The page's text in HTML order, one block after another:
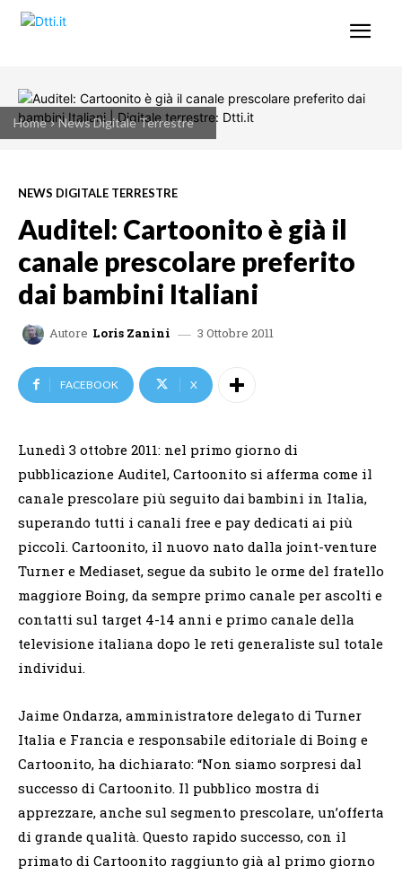
Home News Digitale Terrestre
NEWS DIGITALE TERRESTRE
Auditel: Cartoonito è già il
canale prescolare preferito
dai bambini Italiani
Autore Loris Zanini 3 Ottobre 2011
FACEBOOK X
Lunedì 3 ottobre 2011: nel primo giorno di
pubblicazione Auditel, Cartoonito si afferma come il
canale prescolare più seguito dai bambini in Italia,
superando tutti i canali free e pay dedicati ai più
piccoli. Cartoonito, il nuovo nato dalla joint-venture
Turner e Mediaset, segue da subito le orme del fratello
maggiore Boing, da sempre primo canale per ascolti e
contatti sul target 4-14 anni e primo canale della
televisione italiana dopo le reti generaliste sul totale
individui.
Jaime Ondarza, amministratore delegato di Turner
Italia e Francia e responsabile editoriale di Boing e
Cartoonito, ha dichiarato: “Non siamo sorpresi dal
successo di Cartoonito. Il pubblico mostra di
apprezzare, anche sul segmento prescolare, un’offerta
di grande qualità. Questo rapido successo, con il
primato di Cartoonito raggiunto già al primo giorno